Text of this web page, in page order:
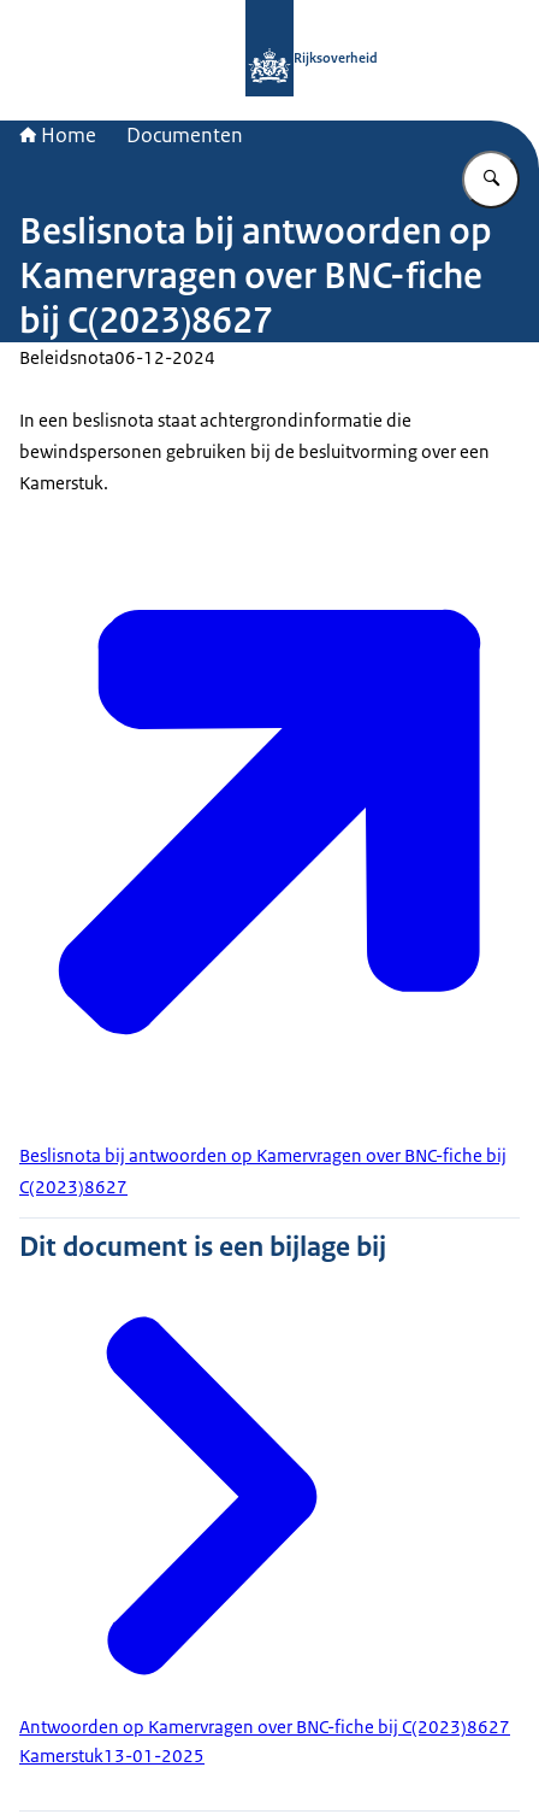
Rijksoverheid
Home Documenten
Beslisnota bij antwoorden op
Kamervragen over BNC-fiche
bij C(2023)8627
Beleidsnota06-12-2024
In een beslisnota staat achtergrondinformatie die
bewindspersonen gebruiken bij de besluitvorming over een
Kamerstuk.
Beslisnota bij antwoorden op Kamervragen over BNC-fiche bij
C(2023)8627
Dit document is een bijlage bij
Antwoorden op Kamervragen over BNC-fiche bij C(2023)8627
Kamerstuk13-01-2025